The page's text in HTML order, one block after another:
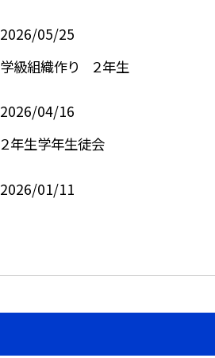
2026/05/25
学級組織作り ２年生
2026/04/16
２年生学年生徒会
2026/01/11